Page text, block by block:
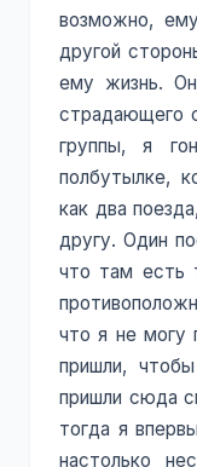
возможно,
другой
ему жизнь.
страдающего
группы, я
полбутылке,
как два
другу. Один
что там есть
что я не могу
пришли,
пришли сюда
тогда я
настолько